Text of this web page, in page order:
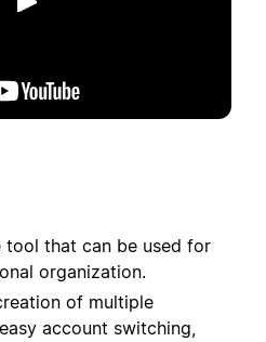
Afspelen
tool that can be used for
organization.
of multiple
account switching,